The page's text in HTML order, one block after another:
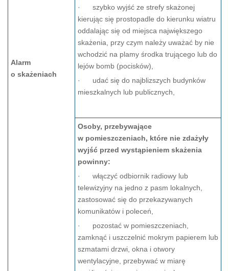
Alarm
o skażeniach
· szybko wyjść ze strefy skażonej
kierując się prostopadle do kierunku wiatru
od­dalając się od miejsca największego
skażenia, przy czym należy uważać by nie
wchodzić na plamy środka trującego lub do
lejów bomb (pocisków),
· udać się do najblizszych budynków
mieszkalnych lub publicznych,
Osoby, przebywające
w pomieszczeniach, które nie zdażyły
wyjść przed wystąpieniem skażenia
powinny:
· włączyć odbiornik radiowy lub
telewizyjny na jedno z pasm lokalnych,
zastosować się do przekazywanych
komunikatów i poleceń,
· pozostać w pomieszczeniach,
zamknąć i uszczelnić mokrym papierem lub
szmatami drzwi, okna i otwory
wentylacyjne, przebywać w miarę